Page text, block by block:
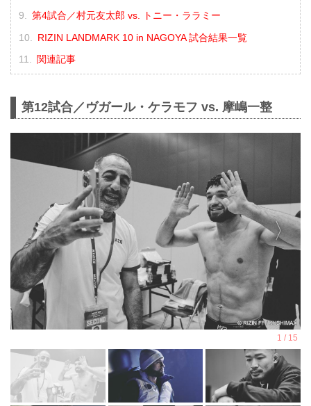
第4試合／村元友太郎 vs. トニー・ララミー
RIZIN LANDMARK 10 in NAGOYA 試合結果一覧
関連記事
第12試合／ヴガール・ケラモフ vs. 摩嶋一整